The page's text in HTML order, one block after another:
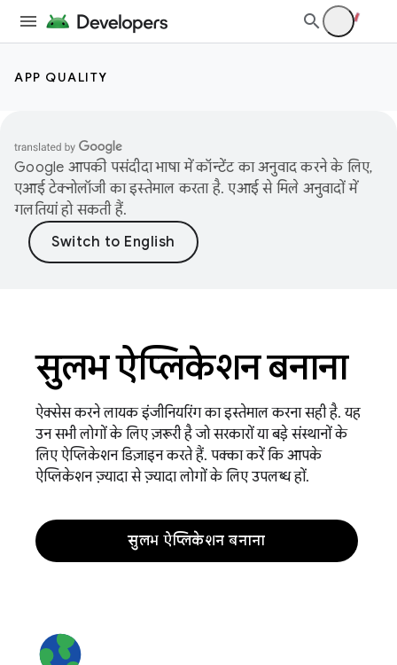
APP QUALITY
Google आपकी पसंदीदा भाषा में कॉन्टेंट का अनुवाद करने के लिए,
एआई टेक्नोलॉजी का इस्तेमाल करता है. एआई से मिले अनुवादों में
गलतियां हो सकती हैं.
सुलभ ऐप्लिकेशन बनाना
ऐक्सेस करने लायक इंजीनियरिंग का इस्तेमाल करना सही है. यह
उन सभी लोगों के लिए ज़रूरी है जो सरकारों या बड़े संस्थानों के
लिए ऐप्लिकेशन डिज़ाइन करते हैं. पक्का करें कि आपके
ऐप्लिकेशन ज़्यादा से ज़्यादा लोगों के लिए उपलब्ध हों.
सुलभ ऐप्लिकेशन बनाना